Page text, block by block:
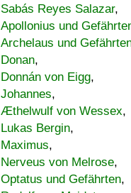
Sabás Reyes Salazar,
Apollonius und
Archelaus und
Donan,
Donnán von Eigg,
Johannes,
Æthelwulf von Wessex,
Lukas Bergin,
Maximus,
Nerveus von Melrose,
Optatus und Gefährten,